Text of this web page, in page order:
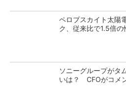
ペロブスカイト太陽
ク、従来比で1.5倍の
ソニーグループがタ
いは？ CFOがコメ